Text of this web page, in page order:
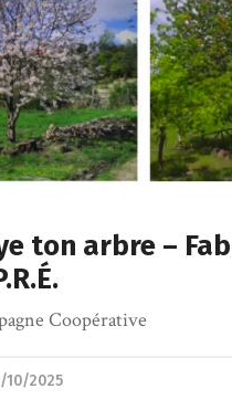
ton arbre –
Coopérative
10/2025